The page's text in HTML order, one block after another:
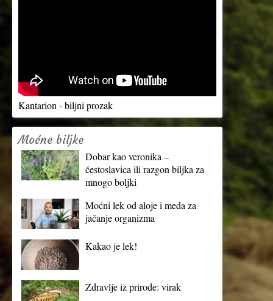
Kantarion - biljni prozak
Moćne biljke
Dobar kao veronika –
čestoslavica ili razgon biljka za
mnogo boljki
Moćni lek od aloje i meda za
jačanje organizma
Kakao je lek!
Zdravlje iz prirode: virak